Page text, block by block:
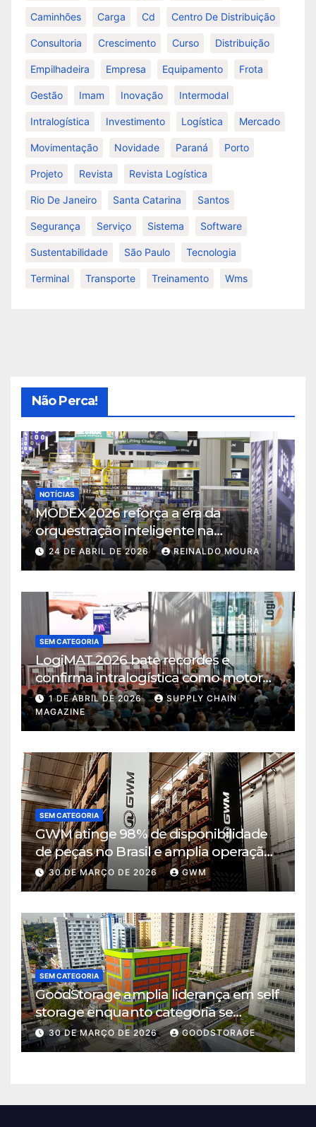
Caminhões Carga Cd Centro De Distribuição
Consultoria Crescimento Curso Distribuição
Empilhadeira Empresa Equipamento Frota
Gestão Imam Inovação Intermodal
Intralogística Investimento Logística Mercado
Movimentação Novidade Paraná Porto
Projeto Revista Revista Logística
Rio De Janeiro Santa Catarina Santos
Segurança Serviço Sistema Software
Sustentabilidade São Paulo Tecnologia
Terminal Transporte Treinamento Wms
Não Perca!
NOTÍCIAS
MODEX 2026 reforça a era da
orquestração inteligente na
intralogística
24 DE ABRIL DE 2026 REINALDO MOURA
SEM CATEGORIA
LogiMAT 2026 bate recordes e
confirma intralogística como motor
de decisão em tempos de incerteza
1 DE ABRIL DE 2026
SUPPLY CHAIN
MAGAZINE
SEM CATEGORIA
GWM atinge 98% de disponibilidade
de peças no Brasil e amplia operação
logística em Cajamar
30 DE MARÇO DE 2026 GWM
SEM CATEGORIA
GoodStorage amplia liderança em self
storage enquanto categoria se
consolida em São Paulo
30 DE MARÇO DE 2026 GOODSTORAGE